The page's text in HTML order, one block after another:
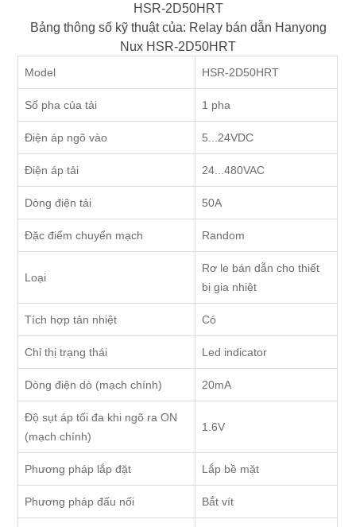
HSR-2D50HRT
Bảng thông số kỹ thuật của: Relay bán dẫn Hanyong
Nux HSR-2D50HRT
Model HSR-2D50HRT
Số pha của tải 1 pha
Điện áp ngõ vào 5...24VDC
Điện áp tải 24...480VAC
Dòng điện tải 50A
Đặc điểm chuyển mạch Random
Loại
Rơ le bán dẫn cho thiết
bị gia nhiệt
Tích hợp tản nhiệt Có
Chỉ thị trạng thái Led indicator
Dòng điện dò (mạch chính) 20mA
Độ sụt áp tối đa khi ngõ ra ON
(mạch chính)
1.6V
Phương pháp lắp đặt Lắp bề mặt
Phương pháp đấu nối Bắt vít